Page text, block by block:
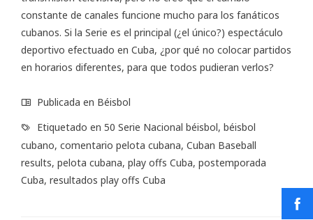
constante de canales funcione mucho para los fanáticos
cubanos. Si la Serie es el principal (¿el único?) espectáculo
deportivo efectuado en Cuba, ¿por qué no colocar partidos
en horarios diferentes, para que todos pudieran verlos?
Publicada en Béisbol
Etiquetado en 50 Serie Nacional béisbol, béisbol
cubano, comentario pelota cubana, Cuban Baseball
results, pelota cubana, play offs Cuba, postemporada
Cuba, resultados play offs Cuba